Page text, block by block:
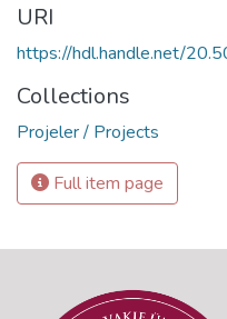
URI
https://hdl.handle.net/
Collections
Projeler / Projects
Full item page